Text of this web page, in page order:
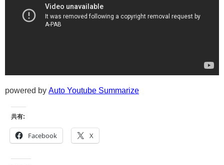
powered by Auto Youtube Summarize
共有:
Facebook X